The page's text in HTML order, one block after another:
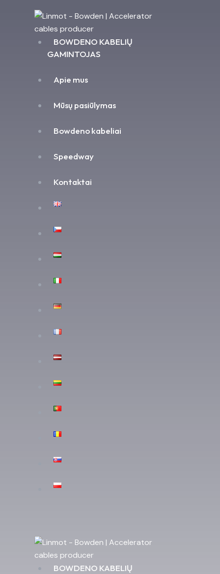
BOWDENO KABELIŲ
GAMINTOJAS
Apie mus
Mūsų pasiūlymas
Bowdeno kabeliai
Speedway
Kontaktai
BOWDENO KABELIŲ